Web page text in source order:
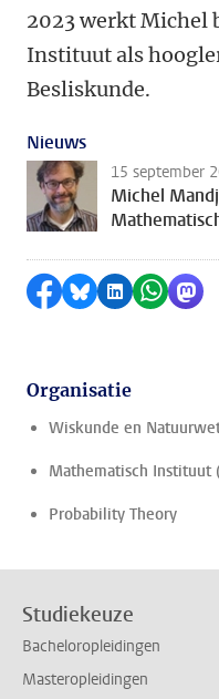
2023 werkt Michel
Instituut als
Besliskunde.
Nieuws
15 september
Michel
Delen op Facebook
Delen viaDelen op
Delen
Organisatie
Wiskunde en
Mathematisch Instituut
Probability Theory
Studiekeuze
Bacheloropleidingen
Masteropleidingen